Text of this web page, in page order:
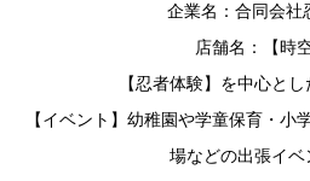
企業名：合同会社
店舗名：【時空
【忍者体験】を中心と
【イベント】幼稚園や学童保育・小
場などの出張イベ